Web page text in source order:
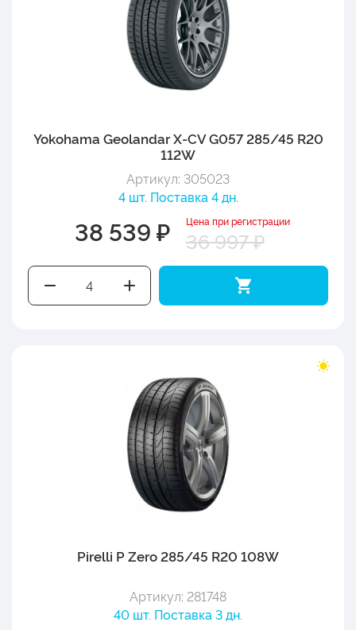
Yokohama Geolandar X-CV G057 285/45 R20
112W
Артикул: 305023
4 шт. Поставка 4 дн.
38 539 ₽ Цена при регистрации
36 997 ₽
Pirelli P Zero 285/45 R20 108W
Артикул: 281748
40 шт. Поставка 3 дн.